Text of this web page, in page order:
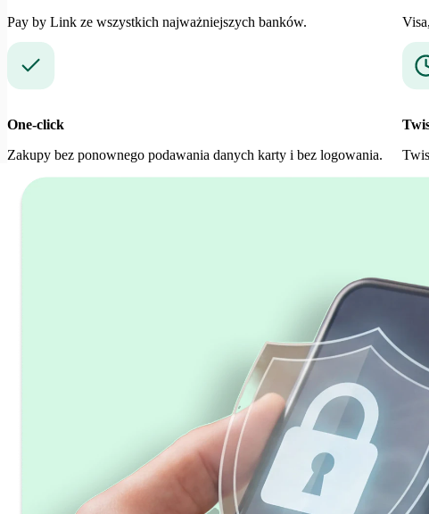
Pay by Link ze wszystkich najważniejszych banków.
One-click
Zakupy bez ponownego podawania danych karty i bez logowania.